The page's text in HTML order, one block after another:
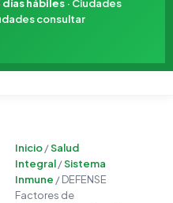
días hábiles· Ciudades
consultar
Inicio/Salud
Integral/Sistema
Inmune / DEFENSE
Factores de
Factores
Transferencia